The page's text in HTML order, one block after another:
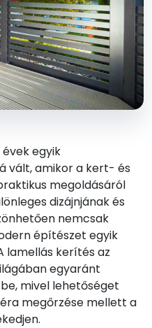
egyik
vált, amikor a kert- és
megoldásáról
dizájnjának és
nemcsak
építészet egyik
lamellás kerítés az
egyaránt
mivel lehetőséget
megőrzése mellett a